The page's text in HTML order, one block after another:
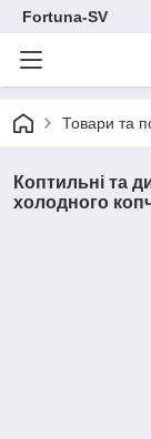
Fortuna-SV
Товари та
Коптильні та
холодного